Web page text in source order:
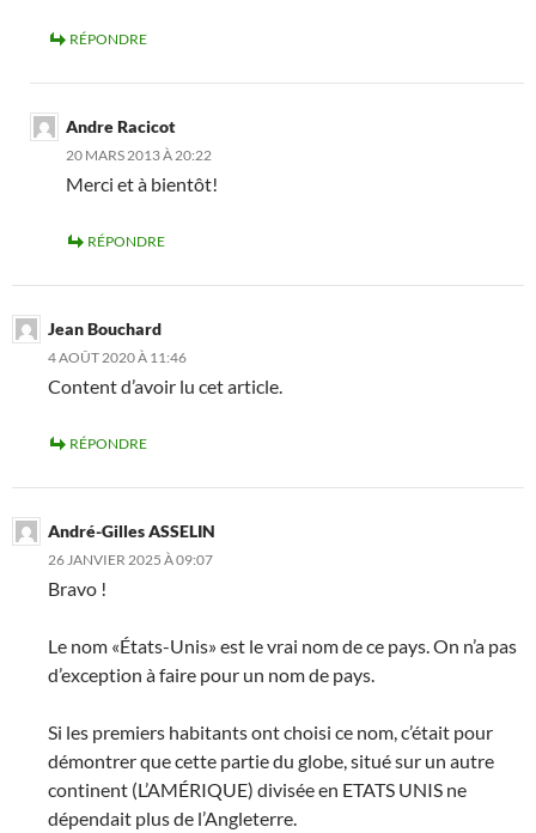
RÉPONDRE
Andre Racicot
20 MARS 2013 À 20:22
Merci et à bientôt!
RÉPONDRE
Jean Bouchard
4 AOÛT 2020 À 11:46
Content d’avoir lu cet article.
RÉPONDRE
André-Gilles ASSELIN
26 JANVIER 2025 À 09:07
Bravo !
Le nom «États-Unis» est le vrai nom de ce pays. On n’a pas
d’exception à faire pour un nom de pays.
Si les premiers habitants ont choisi ce nom, c’était pour
démontrer que cette partie du globe, situé sur un autre
continent (L’AMÉRIQUE) divisée en ETATS UNIS ne
dépendait plus de l’Angleterre.